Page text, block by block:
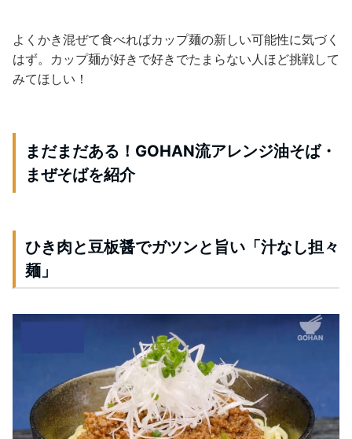
よくかき混ぜて食べればカップ麺の新しい可能性に気づく
はず。カップ麺が好きで好きでたまらない人ほど挑戦して
みてほしい！
まだまだある！GOHAN流アレンジ油そば・
まぜそばを紹介
ひき肉と豆板醤でガツンと旨い「汁なし担々
麺」